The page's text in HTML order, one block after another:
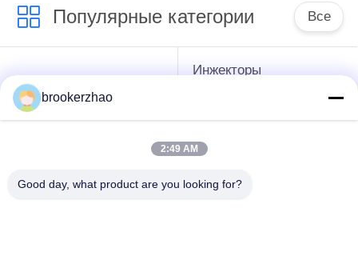
Популярные категории Все
инжектор двигателя
дизеля
Инжекторы
бош
денсо
brookerzhao
2:49 AM
Good day, what product are you looking for?